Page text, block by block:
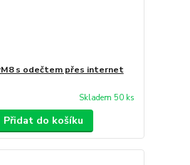
s odečtem přes internet
Skladem 50 ks
Přidat do košíku